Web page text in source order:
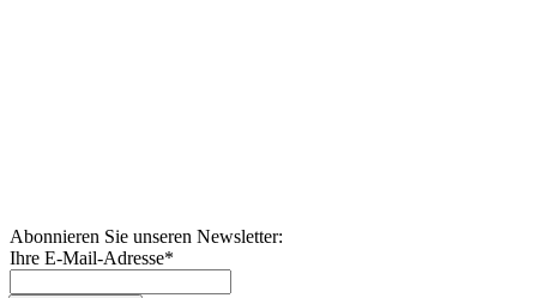
Abonnieren Sie unseren Newsletter:
Ihre E-Mail-Adresse*